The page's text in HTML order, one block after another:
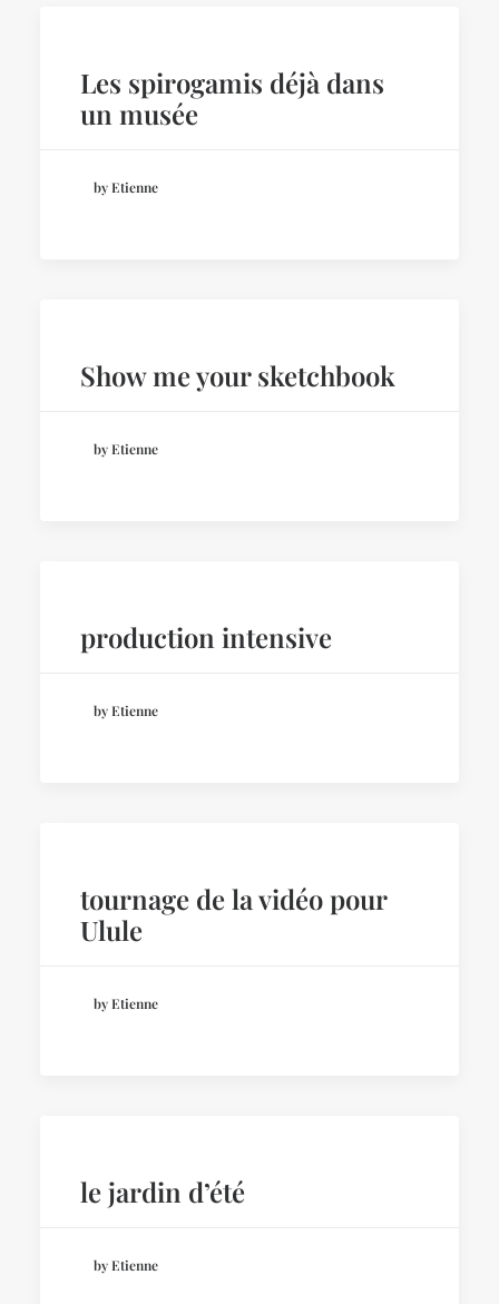
Les spirogamis déjà dans
un musée
by Etienne
Show me your sketchbook
by Etienne
production intensive
by Etienne
tournage de la vidéo pour
Ulule
by Etienne
le jardin d’été
by Etienne